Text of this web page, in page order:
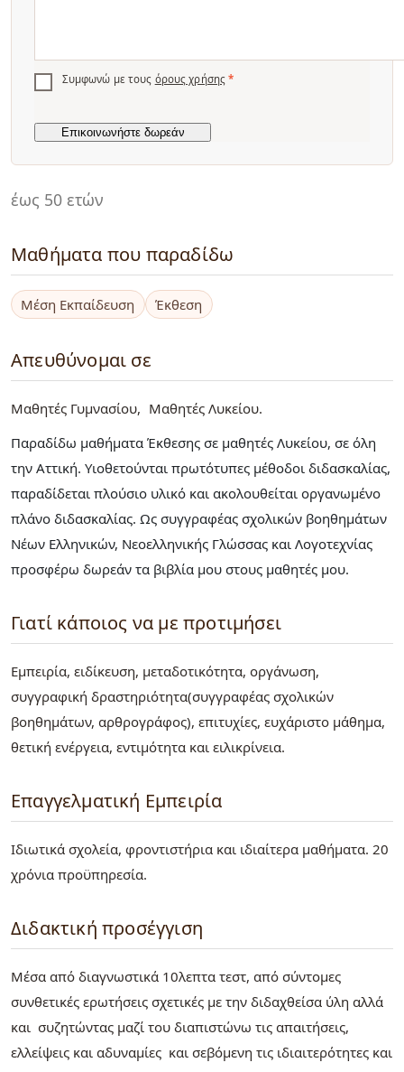
έως 50 ετών
Μαθήματα που παραδίδω
Μέση Εκπαίδευση Έκθεση
Απευθύνομαι σε
Μαθητές Γυμνασίου
Μαθητές Λυκείου
Παραδίδω μαθήματα Έκθεσης σε μαθητές Λυκείου, σε όλη
την Αττική. Υιοθετούνται πρωτότυπες μέθοδοι διδασκαλίας,
παραδίδεται πλούσιο υλικό και ακολουθείται οργανωμένο
πλάνο διδασκαλίας. Ως συγγραφέας σχολικών βοηθημάτων
Νέων Ελληνικών, Νεοελληνικής Γλώσσας και Λογοτεχνίας
προσφέρω δωρεάν τα βιβλία μου στους μαθητές μου.
Γιατί κάποιος να με προτιμήσει
Εμπειρία, ειδίκευση, μεταδοτικότητα, οργάνωση,
συγγραφική δραστηριότητα(συγγραφέας σχολικών
βοηθημάτων, αρθρογράφος), επιτυχίες, ευχάριστο μάθημα,
θετική ενέργεια, εντιμότητα και ειλικρίνεια.
Επαγγελματική Εμπειρία
Ιδιωτικά σχολεία, φροντιστήρια και ιδιαίτερα μαθήματα. 20
χρόνια προϋπηρεσία.
Διδακτική προσέγγιση
Μέσα από διαγνωστικά 10λεπτα τεστ, από σύντομες
συνθετικές ερωτήσεις σχετικές με την διδαχθείσα ύλη αλλά
και συζητώντας μαζί του διαπιστώνω τις απαιτήσεις,
ελλείψεις και αδυναμίες και σεβόμενη τις ιδιαιτερότητες και
Συμφωνώ με τους όρους χρήσης *